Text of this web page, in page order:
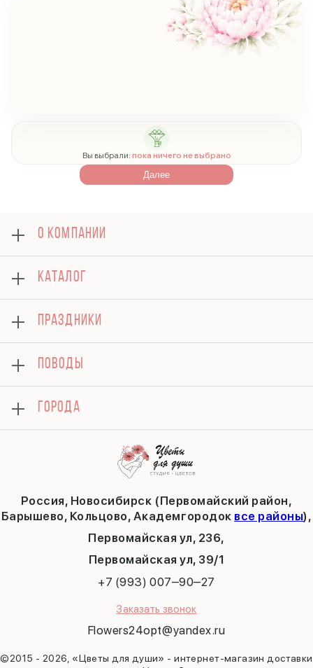
Вы выбрали: пока ничего не выбрано
Далее
Россия, Новосибирск (Первомайский район,
Барышево, Кольцово, Академгородок все районы),
Первомайская ул, 236,
​Первомайская ул, 39/1
+7 (993) 007‒90‒27
Заказать звонок
Flowers24opt@yandex.ru
©2015 - 2026, «Цветы для души» - интернет-магазин доставки
О КОМПАНИИ
Оплата
Отзывы
Блог
Гарантии
Доставка
Вопросы и ответы
Политика конфиденциальности
Публичная оферта
КАТАЛОГ
Букеты
Композиции
Подарки
Хризантемы
Комбо-предложения
Тюльпаны
ПРАЗДНИКИ
14 февраля
День матери
1 сентября
День учителя
Пасха
9 мая
ПОВОДЫ
ГОРОДА